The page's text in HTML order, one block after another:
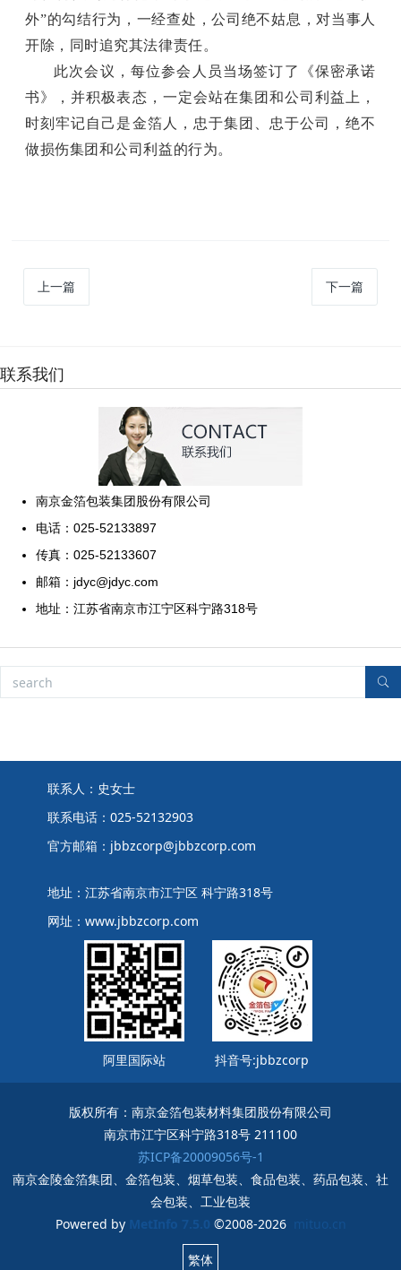
外”的勾结行为，一经查处，公司绝不姑息，对当事人
开除，同时追究其法律责任。
此次会议，每位参会人员当场签订了《保密承诺
书》，并积极表态，一定会站在集团和公司利益上，
时刻牢记自己是金箔人，忠于集团、忠于公司，绝不
做损伤集团和公司利益的行为。
上一篇 下一篇
联系我们
南京金箔包装集团股份有限公司
电话：025-52133897
传真：025-52133607
邮箱：jdyc@jdyc.com
地址：江苏省南京市江宁区科宁路318号
联系人：史女士
联系电话：025-52132903
官方邮箱：jbbzcorp@jbbzcorp.com
地址：江苏省南京市江宁区 科宁路318号
网址：www.jbbzcorp.com
阿里国际站 抖音号:jbbzcorp
版权所有：南京金箔包装材料集团股份有限公司
南京市江宁区科宁路318号 211100
苏ICP备20009056号-1
南京金陵金箔集团、金箔包装、烟草包装、食品包装、药品包装、社
会包装、工业包装
Powered by MetInfo 7.5.0 ©2008-2026 mituo.cn
繁体